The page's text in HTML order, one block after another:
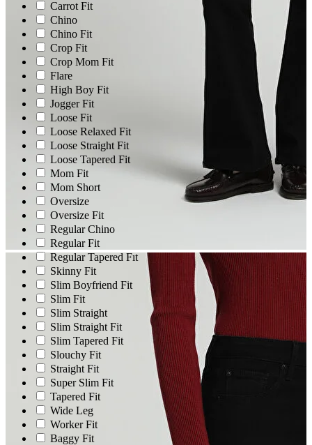
Carrot Fit
Chino
Chino Fit
Crop Fit
Crop Mom Fit
Flare
High Boy Fit
Jogger Fit
Loose Fit
Loose Relaxed Fit
Loose Straight Fit
Loose Tapered Fit
Mom Fit
Mom Short
Oversize
Oversize Fit
Regular Chino
Regular Fit
Regular Tapered Fıt
Skinny Fit
Slim Boyfriend Fit
Slim Fit
Slim Straight
Slim Straight Fit
Slim Tapered Fit
Slouchy Fit
Straight Fit
Super Slim Fit
Tapered Fit
Wide Leg
Worker Fit
Baggy Fit